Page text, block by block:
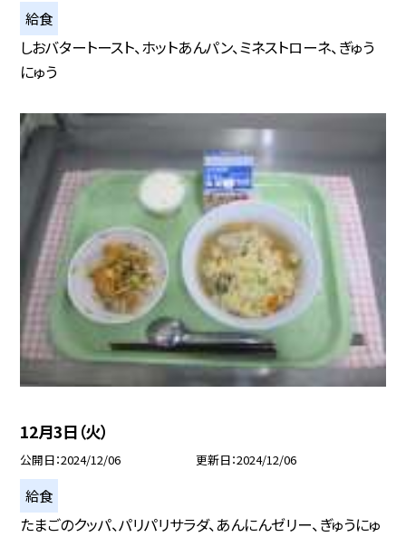
給食
しおバタートースト、ホットあんパン、ミネストローネ、ぎゅう
にゅう
12月3日（火）
公開日 2024/12/06 更新日 2024/12/06
給食
たまごのクッパ、パリパリサラダ、あんにんゼリー、ぎゅうにゅ